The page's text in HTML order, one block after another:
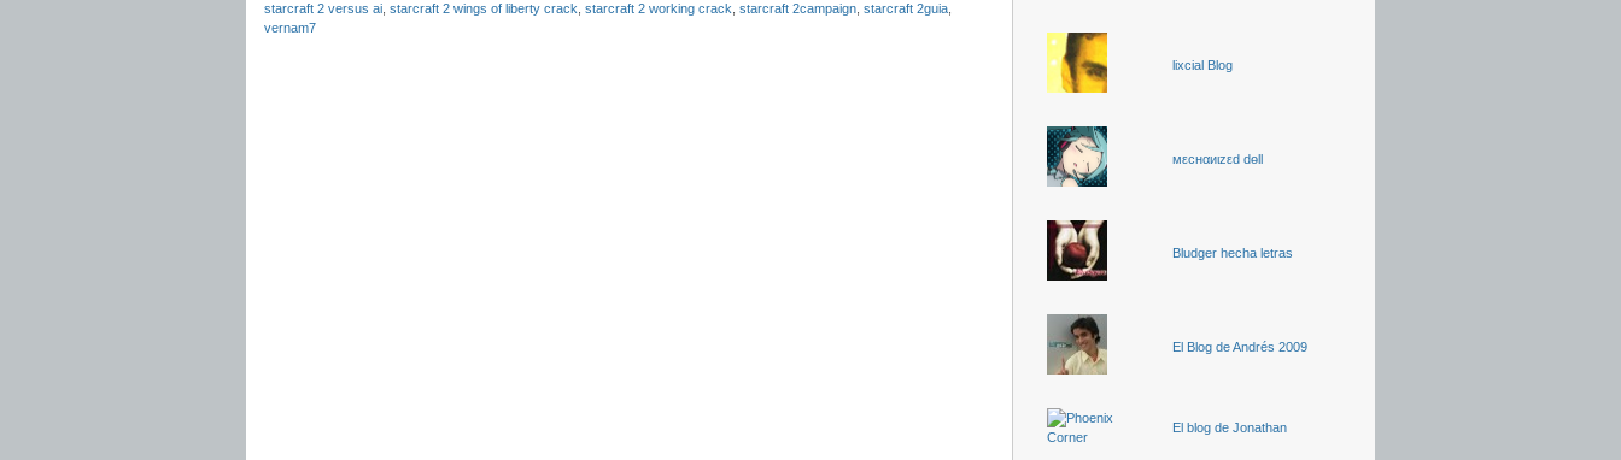
starcraft 2 versus ai starcraft 2 wings of liberty crack starcraft 2 working crack starcraft 2campaign starcraft 2guia
vernam7
lixcial Blog
мεcнαиιzεd dөll
Bludger hecha letras
El Blog de Andrés 2009
El blog de Jonathan